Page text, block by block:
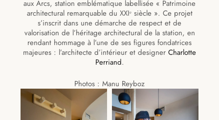
aux Arcs, station emblématique labellisée « Patrimoine
architectural remarquable du XXIᵉ siècle ». Ce projet
s’inscrit dans une démarche de respect et de
valorisation de l’héritage architectural de la station, en
rendant hommage à l’une de ses figures fondatrices
majeures : l’architecte d’intérieur et designer Charlotte
Perriand.
Photos : Manu Reyboz